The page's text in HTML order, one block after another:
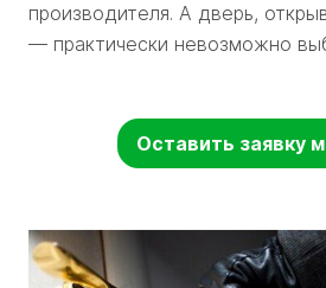
производителя. А дверь,
— практически невозможно
Оставить заявку